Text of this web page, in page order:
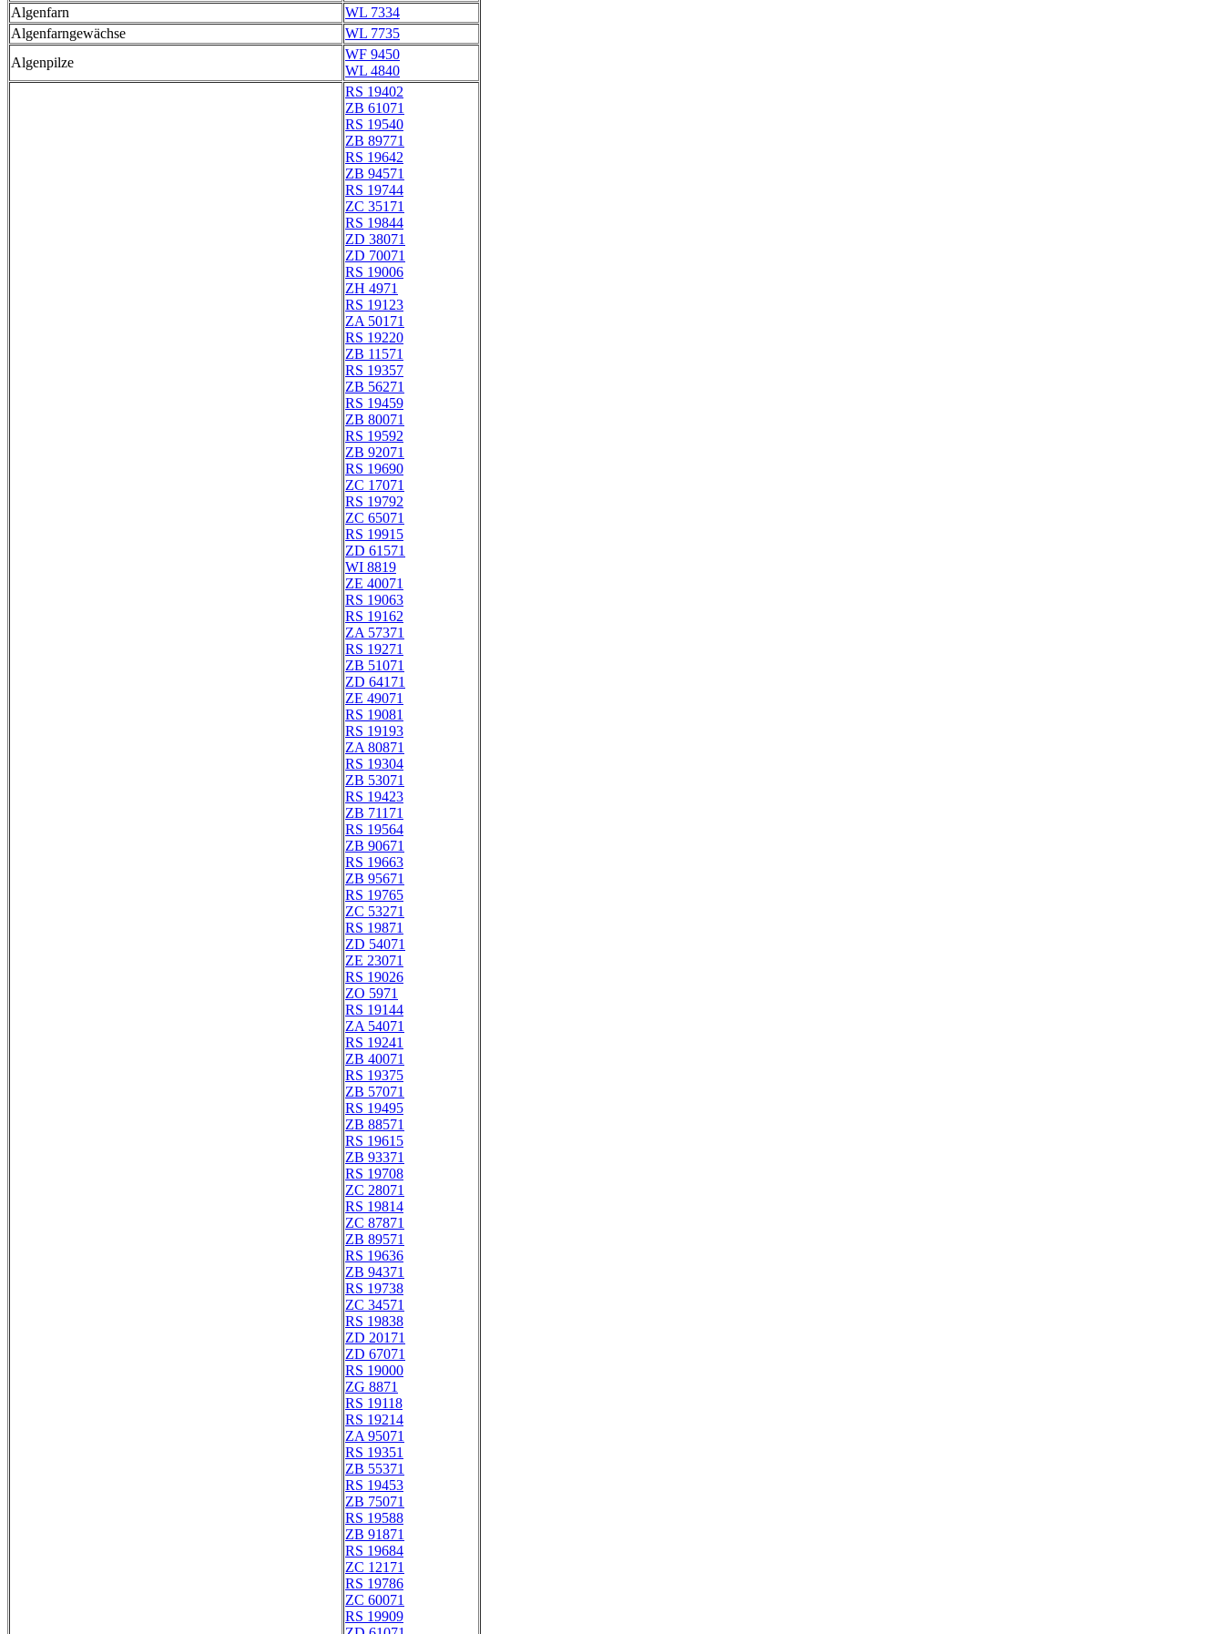
Algenfarn
WL 7334
Algenfarngewächse
WL 7735
Algenpilze
WF 9450
WL 4840
RS 19402
ZB 61071
RS 19540
ZB 89771
RS 19642
ZB 94571
RS 19744
ZC 35171
RS 19844
ZD 38071
ZD 70071
RS 19006
ZH 4971
RS 19123
ZA 50171
RS 19220
ZB 11571
RS 19357
ZB 56271
RS 19459
ZB 80071
RS 19592
ZB 92071
RS 19690
ZC 17071
RS 19792
ZC 65071
RS 19915
ZD 61571
WI 8819
ZE 40071
RS 19063
RS 19162
ZA 57371
RS 19271
ZB 51071
ZD 64171
ZE 49071
RS 19081
RS 19193
ZA 80871
RS 19304
ZB 53071
RS 19423
ZB 71171
RS 19564
ZB 90671
RS 19663
ZB 95671
RS 19765
ZC 53271
RS 19871
ZD 54071
ZE 23071
RS 19026
ZO 5971
RS 19144
ZA 54071
RS 19241
ZB 40071
RS 19375
ZB 57071
RS 19495
ZB 88571
RS 19615
ZB 93371
RS 19708
ZC 28071
RS 19814
ZC 87871
ZB 89571
RS 19636
ZB 94371
RS 19738
ZC 34571
RS 19838
ZD 20171
ZD 67071
RS 19000
ZG 8871
RS 19118
RS 19214
ZA 95071
RS 19351
ZB 55371
RS 19453
ZB 75071
RS 19588
ZB 91871
RS 19684
ZC 12171
RS 19786
ZC 60071
RS 19909